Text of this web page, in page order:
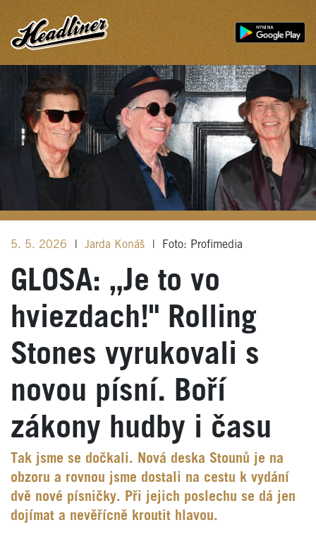
5. 5. 2026 Jarda Konáš Foto: Profimedia
GLOSA: „Je to vo
hviezdach!" Rolling
Stones vyrukovali s
novou písní. Boří
zákony hudby i času
Tak jsme se dočkali. Nová deska Stounů je na
obzoru a rovnou jsme dostali na cestu k vydání
dvě nové písničky. Při jejich poslechu se dá jen
dojímat a nevěřícně kroutit hlavou.